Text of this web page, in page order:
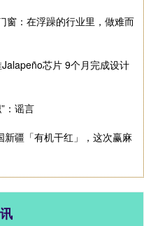
窗：在浮躁的行业里，做难而
芯片 9个月完成设计
：谣言
新疆「有机干红」，这次赢麻